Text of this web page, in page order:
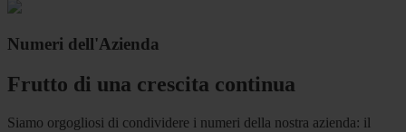
Numeri dell'Azienda
Frutto di una crescita continua
Siamo orgogliosi di condividere i numeri della nostra azienda: il